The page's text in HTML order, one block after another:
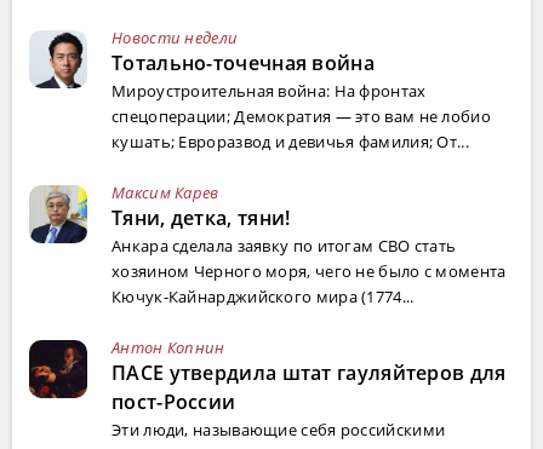
Новости недели
Тотально-точечная война
Мироустроительная война: На фронтах
спецоперации; Демократия — это вам не лобио
кушать; Евроразвод и девичья фамилия; От...
Максим Карев
Тяни, детка, тяни!
Анкара сделала заявку по итогам СВО стать
хозяином Черного моря, чего не было с момента
Кючук-Кайнарджийского мира (1774...
Антон Копнин
ПАСЕ утвердила штат гауляйтеров для
пост-России
Эти люди, называющие себя российскими